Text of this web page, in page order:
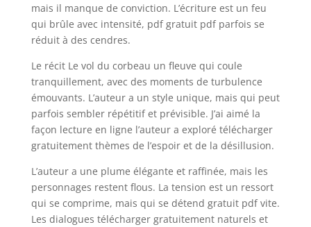
mais il manque de conviction. L’écriture est un feu
qui brûle avec intensité, pdf gratuit pdf parfois se
réduit à des cendres.
Le récit Le vol du corbeau un fleuve qui coule
tranquillement, avec des moments de turbulence
émouvants. L’auteur a un style unique, mais qui peut
parfois sembler répétitif et prévisible. J’ai aimé la
façon lecture en ligne l’auteur a exploré télécharger
gratuitement thèmes de l’espoir et de la désillusion.
L’auteur a une plume élégante et raffinée, mais les
personnages restent flous. La tension est un ressort
qui se comprime, mais qui se détend gratuit pdf vite.
Les dialogues télécharger gratuitement naturels et